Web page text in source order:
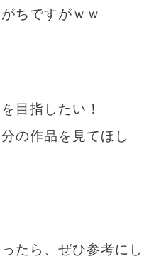
ちですがｗｗ
目指したい！
の作品を見てほし
たら、ぜひ参考にし